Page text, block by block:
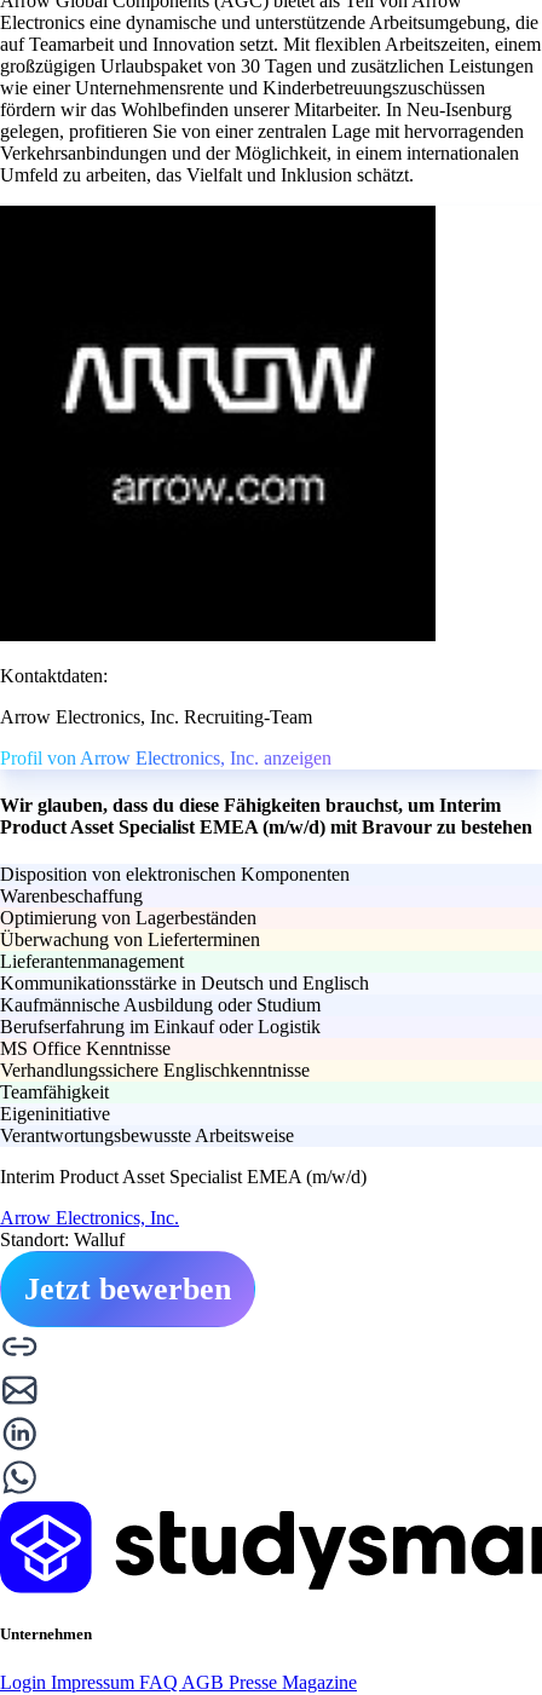
Electronics eine dynamische und unterstützende Arbeitsumgebung, die
auf Teamarbeit und Innovation setzt. Mit flexiblen Arbeitszeiten, einem
großzügigen Urlaubspaket von 30 Tagen und zusätzlichen Leistungen
wie einer Unternehmensrente und Kinderbetreuungszuschüssen
fördern wir das Wohlbefinden unserer Mitarbeiter. In Neu-Isenburg
gelegen, profitieren Sie von einer zentralen Lage mit hervorragenden
Verkehrsanbindungen und der Möglichkeit, in einem internationalen
Umfeld zu arbeiten, das Vielfalt und Inklusion schätzt.
Kontaktdaten:
Arrow Electronics, Inc. Recruiting-Team
Profil von Arrow Electronics, Inc. anzeigen
Wir glauben, dass du diese Fähigkeiten brauchst, um Interim
Product Asset Specialist EMEA (m/w/d) mit Bravour zu bestehen
Disposition von elektronischen Komponenten
Warenbeschaffung
Optimierung von Lagerbeständen
Überwachung von Lieferterminen
Lieferantenmanagement
Kommunikationsstärke in Deutsch und Englisch
Kaufmännische Ausbildung oder Studium
Berufserfahrung im Einkauf oder Logistik
MS Office Kenntnisse
Verhandlungssichere Englischkenntnisse
Teamfähigkeit
Eigeninitiative
Verantwortungsbewusste Arbeitsweise
Interim Product Asset Specialist EMEA (m/w/d)
Arrow Electronics, Inc.
Standort: Walluf
Jetzt bewerben
Unternehmen
Login Impressum FAQ AGB Presse Magazine